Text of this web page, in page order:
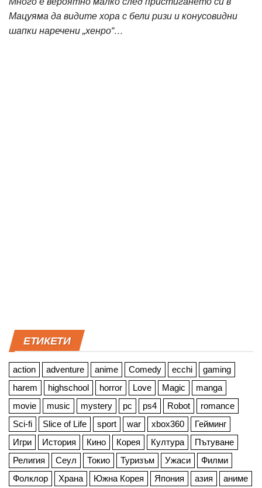
Мацуяма да видите хора с бели ризи и конусовидни
шапки наречени „хенро“…
ЕТИКЕТИ
action adventure anime Comedy ecchi
gaming
harem
highschool horror Love Magic
manga
movie
music mystery pc ps4 Robot
romance
Sci-fi
Slice of Life sport war xbox360
Гейминг
Игри
История Кино Корея Култура
Пътуване
Религия
Сеул Токио Туризъм Ужаси
Филми
Фолклор
Храна Южна Корея Япония азия аниме